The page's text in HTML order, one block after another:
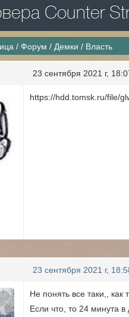
Counter
/Форум / Демки / Власть
23 сентября 2021 г,
https://hdd.tomsk.ru/file/
23 сентября 2021 г,
Не понять все таки,,
Если что, то 24 минута в